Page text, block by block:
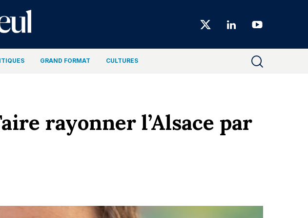
Choiseul
Magazine
GRAND FORMAT CULTURES
rayonner l’Alsace par